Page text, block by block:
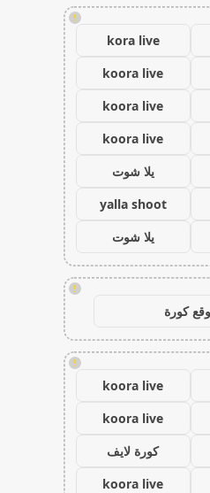
!
kora live
koora live
koora live
koora live
يلا شوت
yalla shoot
يلا شوت
!
كورة
!
koora live
koora live
كورة لايف
koora live